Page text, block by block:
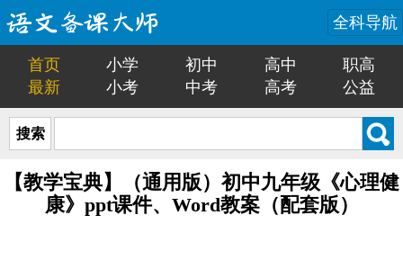
全科导航
首页 小学 初中 高中
职高
最新
小考 中考 高考 公益
搜索
【教学宝典】（通用版）初中九年级《心理健
康》ppt课件、Word教案（配套版）